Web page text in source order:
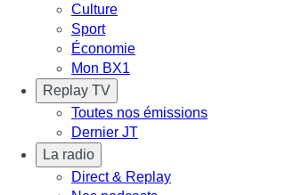
Culture
Sport
Économie
Mon BX1
Replay TV
Toutes nos émissions
Dernier JT
La radio
Direct & Replay